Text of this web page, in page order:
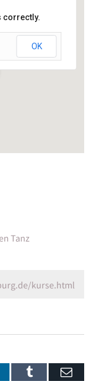
correctly.
OK
Tanz
kurse.html
Tumblr